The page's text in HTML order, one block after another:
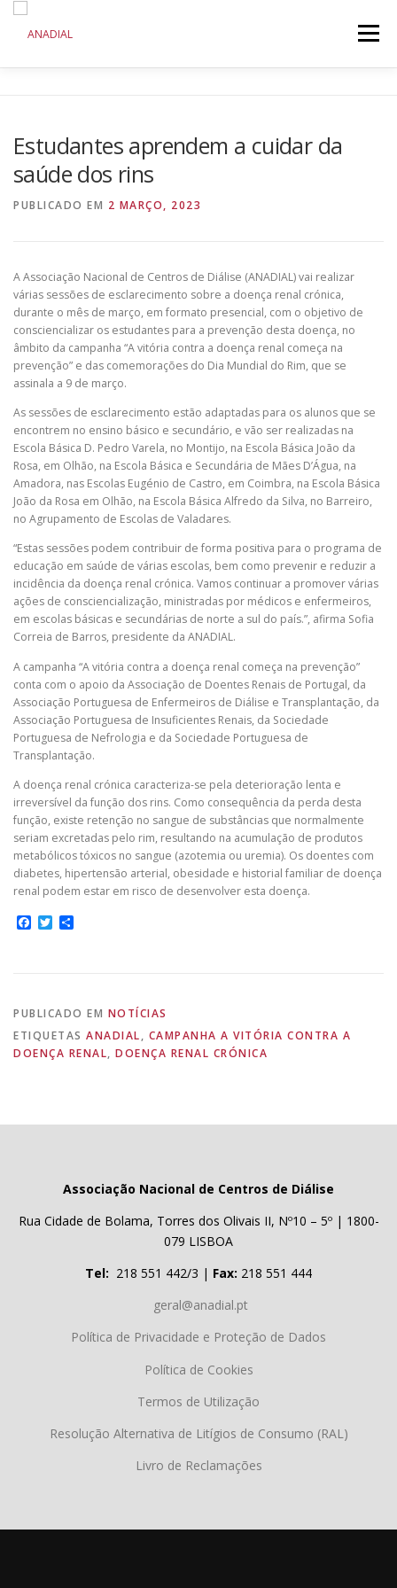
conteúdo
Menu
COMUNICAÇÃO
Estudantes aprendem a cuidar da
saúde dos rins
PUBLICADO EM 2 MARÇO, 2023
A Associação Nacional de Centros de Diálise (ANADIAL) vai realizar
várias sessões de esclarecimento sobre a doença renal crónica,
durante o mês de março, em formato presencial, com o objetivo de
consciencializar os estudantes para a prevenção desta doença, no
âmbito da campanha “A vitória contra a doença renal começa na
prevenção” e das comemorações do Dia Mundial do Rim, que se
assinala a 9 de março.
As sessões de esclarecimento estão adaptadas para os alunos que se
encontrem no ensino básico e secundário, e vão ser realizadas na
Escola Básica D. Pedro Varela, no Montijo, na Escola Básica João da
Rosa, em Olhão, na Escola Básica e Secundária de Mães D’Água, na
Amadora, nas Escolas Eugénio de Castro, em Coimbra, na Escola Básica
João da Rosa em Olhão, na Escola Básica Alfredo da Silva, no Barreiro,
no Agrupamento de Escolas de Valadares.
“Estas sessões podem contribuir de forma positiva para o programa de
educação em saúde de várias escolas, bem como prevenir e reduzir a
incidência da doença renal crónica. Vamos continuar a promover várias
ações de consciencialização, ministradas por médicos e enfermeiros,
em escolas básicas e secundárias de norte a sul do país.”, afirma Sofia
Correia de Barros, presidente da ANADIAL.
A campanha “A vitória contra a doença renal começa na prevenção”
conta com o apoio da Associação de Doentes Renais de Portugal, da
Associação Portuguesa de Enfermeiros de Diálise e Transplantação, da
Associação Portuguesa de Insuficientes Renais, da Sociedade
Portuguesa de Nefrologia e da Sociedade Portuguesa de
Transplantação.
A doença renal crónica caracteriza-se pela deterioração lenta e
irreversível da função dos rins. Como consequência da perda desta
função, existe retenção no sangue de substâncias que normalmente
seriam excretadas pelo rim, resultando na acumulação de produtos
metabólicos tóxicos no sangue (azotemia ou uremia). Os doentes com
diabetes, hipertensão arterial, obesidade e historial familiar de doença
renal podem estar em risco de desenvolver esta doença.
Facebook
Twitter
PUBLICADO EM NOTÍCIAS
ETIQUETAS ANADIAL, CAMPANHA A VITÓRIA CONTRA A
DOENÇA RENAL, DOENÇA RENAL CRÓNICA
Associação Nacional de Centros de Diálise
Rua Cidade de Bolama, Torres dos Olivais II, Nº10 – 5º | 1800-
079 LISBOA
Tel: 218 551 442/3 | Fax: 218 551 444
geral@anadial.pt
Política de Privacidade e Proteção de Dados
Política de Cookies
Termos de Utilização
Resolução Alternativa de Litígios de Consumo (RAL)
Livro de Reclamações